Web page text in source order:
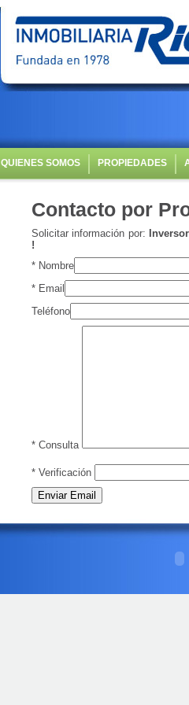
QUIENES SOMOS PROPIEDADES
Contacto por
Solicitar información por:
!
* Nombre
* Email
Teléfono
* Consulta
* Verificación